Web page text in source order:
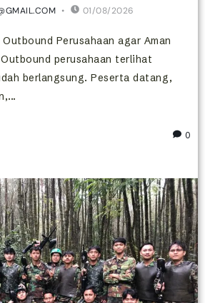
01/08/2026
Perusahaan agar Aman
perusahaan terlihat
berlangsung. Peserta datang,
0